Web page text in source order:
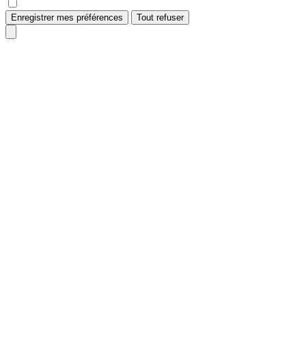
Enregistrer mes préférences Tout refuser